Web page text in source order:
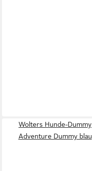
Wolters Hunde-Dummy
Adventure Dummy blau